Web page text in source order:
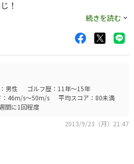
！
いないのかイマイチです。
よくなりました。
続きを読む
男性
ゴルフ歴：11年～15年
：46m/s～50m/s
平均スコア：80未満
間に1回程度
2013/9/23（月）21:47